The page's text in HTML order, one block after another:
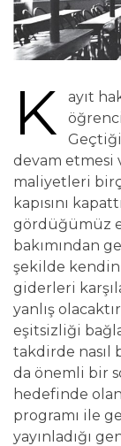
K
ayıt
devam etmesi
maliyetleri
kapısını
gördüğümüz
bakımından
şekilde
giderleri
yanlış
eşitsizliği
takdirde nasıl
da önemli bir
hedefinde
programı ile
yayınladığı